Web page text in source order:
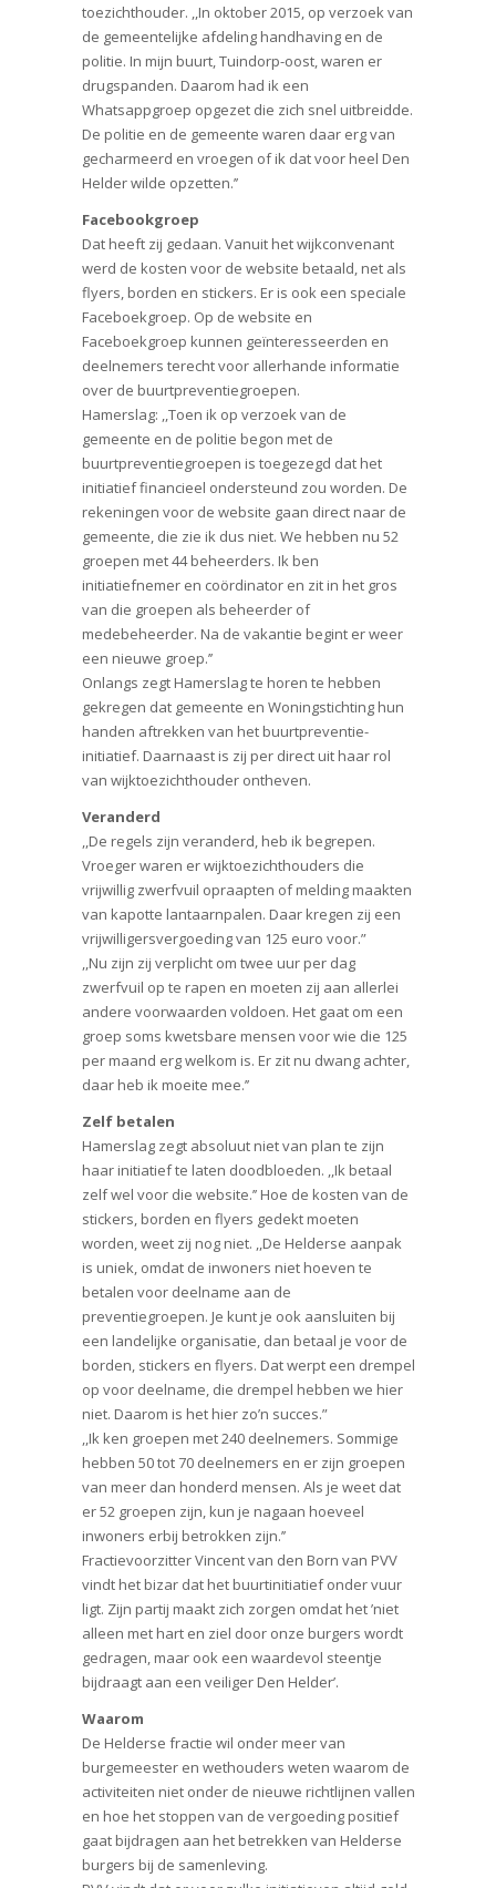
toezichthouder. ,,In oktober 2015, op verzoek van
de gemeentelijke afdeling handhaving en de
politie. In mijn buurt, Tuindorp-oost, waren er
drugspanden. Daarom had ik een
Whatsappgroep opgezet die zich snel uitbreidde.
De politie en de gemeente waren daar erg van
gecharmeerd en vroegen of ik dat voor heel Den
Helder wilde opzetten.’’
Facebookgroep
Dat heeft zij gedaan. Vanuit het wijkconvenant
werd de kosten voor de website betaald, net als
flyers, borden en stickers. Er is ook een speciale
Faceboekgroep. Op de website en
Faceboekgroep kunnen geïnteresseerden en
deelnemers terecht voor allerhande informatie
over de buurtpreventiegroepen.
Hamerslag: ,,Toen ik op verzoek van de
gemeente en de politie begon met de
buurtpreventiegroepen is toegezegd dat het
initiatief financieel ondersteund zou worden. De
rekeningen voor de website gaan direct naar de
gemeente, die zie ik dus niet. We hebben nu 52
groepen met 44 beheerders. Ik ben
initiatiefnemer en coördinator en zit in het gros
van die groepen als beheerder of
medebeheerder. Na de vakantie begint er weer
een nieuwe groep.’’
Onlangs zegt Hamerslag te horen te hebben
gekregen dat gemeente en Woningstichting hun
handen aftrekken van het buurtpreventie-
initiatief. Daarnaast is zij per direct uit haar rol
van wijktoezichthouder ontheven.
Veranderd
,,De regels zijn veranderd, heb ik begrepen.
Vroeger waren er wijktoezichthouders die
vrijwillig zwerfvuil opraapten of melding maakten
van kapotte lantaarnpalen. Daar kregen zij een
vrijwilligersvergoeding van 125 euro voor.”
,,Nu zijn zij verplicht om twee uur per dag
zwerfvuil op te rapen en moeten zij aan allerlei
andere voorwaarden voldoen. Het gaat om een
groep soms kwetsbare mensen voor wie die 125
per maand erg welkom is. Er zit nu dwang achter,
daar heb ik moeite mee.’’
Zelf betalen
Hamerslag zegt absoluut niet van plan te zijn
haar initiatief te laten doodbloeden. ,,Ik betaal
zelf wel voor die website.’’ Hoe de kosten van de
stickers, borden en flyers gedekt moeten
worden, weet zij nog niet. ,,De Helderse aanpak
is uniek, omdat de inwoners niet hoeven te
betalen voor deelname aan de
preventiegroepen. Je kunt je ook aansluiten bij
een landelijke organisatie, dan betaal je voor de
borden, stickers en flyers. Dat werpt een drempel
op voor deelname, die drempel hebben we hier
niet. Daarom is het hier zo’n succes.”
,,Ik ken groepen met 240 deelnemers. Sommige
hebben 50 tot 70 deelnemers en er zijn groepen
van meer dan honderd mensen. Als je weet dat
er 52 groepen zijn, kun je nagaan hoeveel
inwoners erbij betrokken zijn.’’
Fractievoorzitter Vincent van den Born van PVV
vindt het bizar dat het buurtinitiatief onder vuur
ligt. Zijn partij maakt zich zorgen omdat het ’niet
alleen met hart en ziel door onze burgers wordt
gedragen, maar ook een waardevol steentje
bijdraagt aan een veiliger Den Helder’.
Waarom
De Helderse fractie wil onder meer van
burgemeester en wethouders weten waarom de
activiteiten niet onder de nieuwe richtlijnen vallen
en hoe het stoppen van de vergoeding positief
gaat bijdragen aan het betrekken van Helderse
burgers bij de samenleving.